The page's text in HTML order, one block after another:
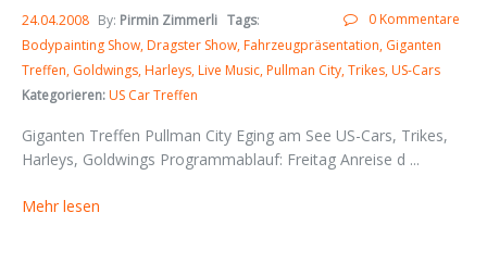
0 Kommentare
24.04.2008 By: Pirmin Zimmerli Tags:
Bodypainting Show Dragster Show Fahrzeugpräsentation Giganten
Treffen Goldwings Harleys Live Music Pullman City Trikes US-Cars
Kategorieren:US Car Treffen
Giganten Treffen Pullman City Eging am See US-Cars, Trikes,
Harleys, Goldwings Programmablauf: Freitag Anreise d ...
Mehr lesen